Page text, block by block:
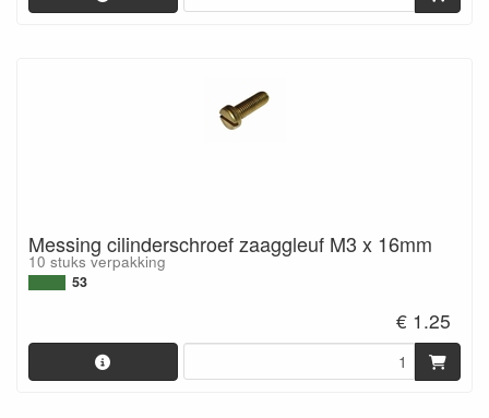
Messing cilinderschroef zaaggleuf M3 x 16mm
10 stuks verpakking
53
€ 1.25